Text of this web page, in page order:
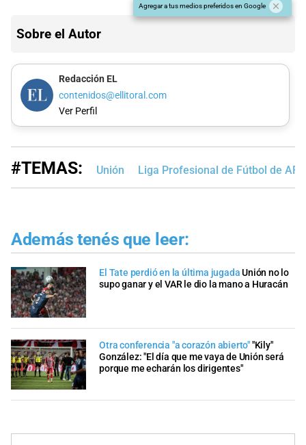
Agregar a tus medios preferidos en Google
Sobre el Autor
Redacción EL
contenidos@ellitoral.com
Ver Perfil
#TEMAS: Unión Liga Profesional de Fútbol de AFA
Además tenés que leer:
El Tate perdió en la última jugadaUnión no lo
supo ganar y el VAR le dio la mano a Huracán
Otra conferencia "a corazón abierto""Kily"
González: "El día que me vaya de Unión será
porque me echarán los dirigentes"